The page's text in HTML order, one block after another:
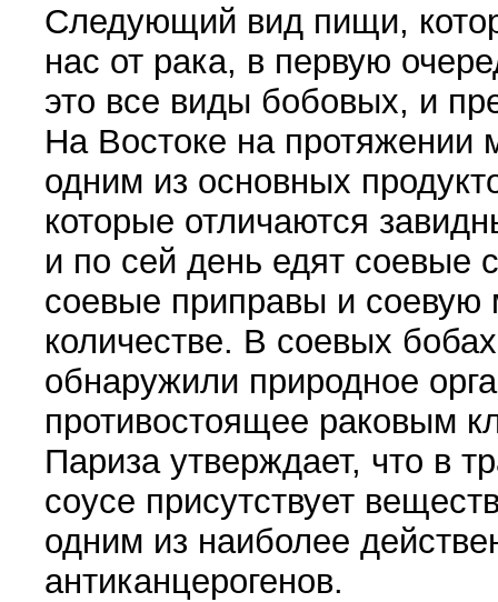
Следующий вид пищи,
нас от рака, в первую
это все виды бобовых, и
На Востоке на про­тяжении
одним из основных
которые отличаются
и по сей день едят соевые
соевые приправы и
количестве. В со­евых
обна­ружили природное
противостоящее раковым
Париза утверждает, что в
соусе присут­ствует
одним из наиболее
антиканцерогенов.